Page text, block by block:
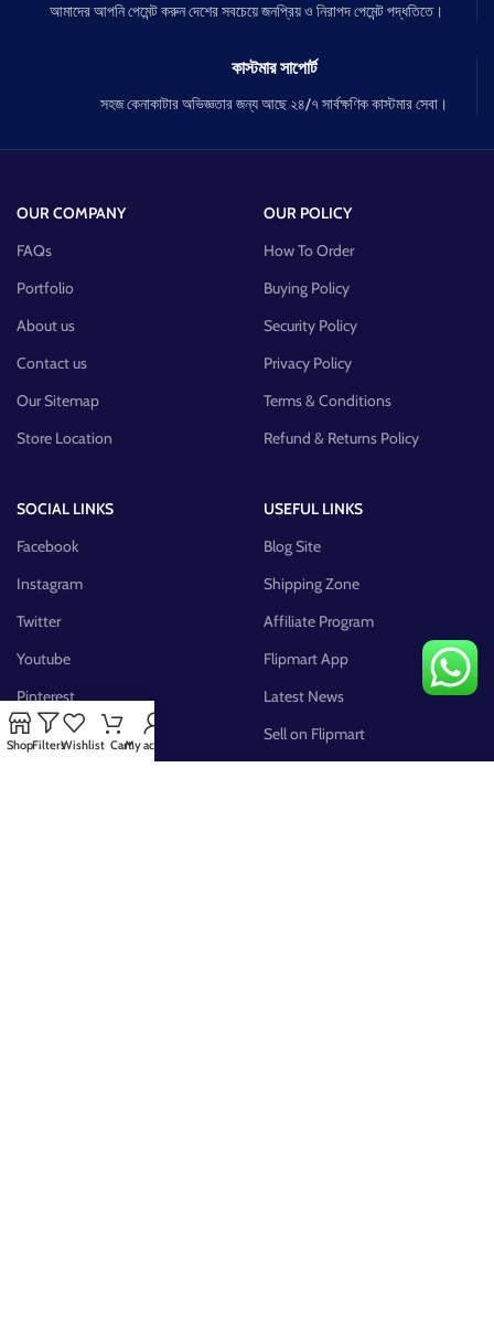
আমাদের আপনি পেমেন্ট করুন দেশের সবচেয়ে জনপ্রিয় ও নিরাপদ পেমেন্ট পদ্ধতিতে।
কাস্টমার সাপোর্ট
সহজ কেনাকাটার অভিজ্ঞতার জন্য আছে ২৪/৭ সার্বক্ষণিক কাস্টমার সেবা।
OUR COMPANY
FAQs
Portfolio
About us
Contact us
Our Sitemap
Store Location
OUR POLICY
How To Order
Buying Policy
Security Policy
Privacy Policy
Terms & Conditions
Refund & Returns Policy
SOCIAL LINKS
Facebook
Instagram
Twitter
Youtube
Pinterest
FB Group
USEFUL LINKS
Blog Site
Shipping Zone
Affiliate Program
Flipmart App
Latest News
Sell on Flipmart
ShopFiltersWishlist CartMy account